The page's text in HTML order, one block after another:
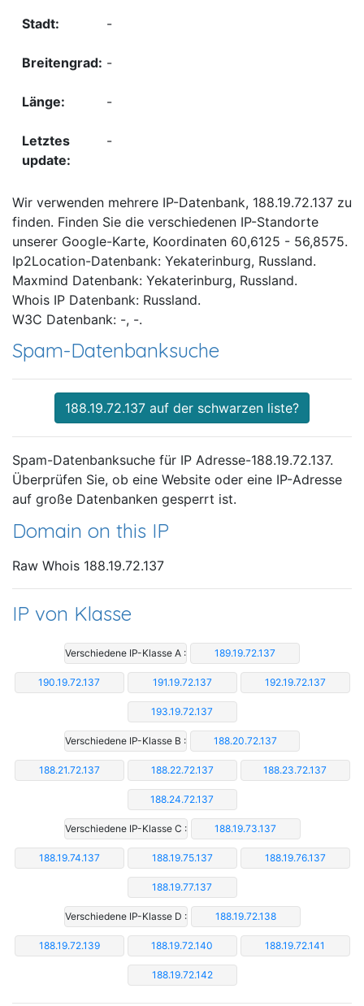
-
-
-
-
Wir verwenden mehrere IP-Datenbank, 188.19.72.137 zu
finden. Finden Sie die verschiedenen IP-Standorte
unserer Google-Karte, Koordinaten 60,6125 - 56,8575.
Ip2Location-Datenbank: Yekaterinburg, Russland.
Maxmind Datenbank: Yekaterinburg, Russland.
Whois IP Datenbank: Russland.
W3C Datenbank: -, -.
Spam-Datenbanksuche
188.19.72.137 auf der schwarzen liste?
Spam-Datenbanksuche für IP Adresse-188.19.72.137.
Überprüfen Sie, ob eine Website oder eine IP-Adresse
auf große Datenbanken gesperrt ist.
Domain on this IP
Raw Whois 188.19.72.137
IP von Klasse
Verschiedene IP-Klasse A : 189.19.72.137
190.19.72.137 191.19.72.137 192.19.72.137
193.19.72.137
Verschiedene IP-Klasse B : 188.20.72.137
188.21.72.137 188.22.72.137 188.23.72.137
188.24.72.137
Verschiedene IP-Klasse C : 188.19.73.137
188.19.74.137 188.19.75.137 188.19.76.137
188.19.77.137
Verschiedene IP-Klasse D : 188.19.72.138
188.19.72.139 188.19.72.140 188.19.72.141
188.19.72.142